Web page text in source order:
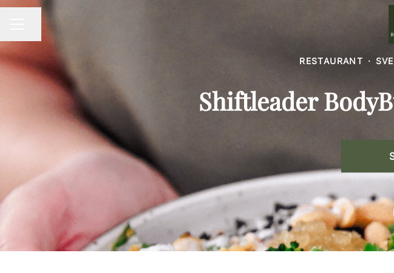
CAREER MENU
Share page
RESTAURANT ·
Shiftleader